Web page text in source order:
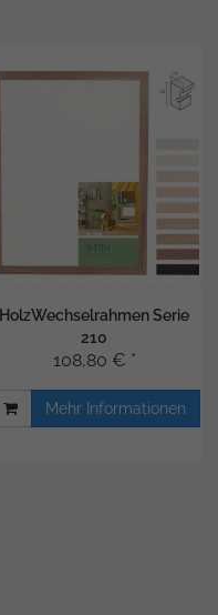
HolzWechselrahmen Serie
210
108,80 € *
Mehr Informationen